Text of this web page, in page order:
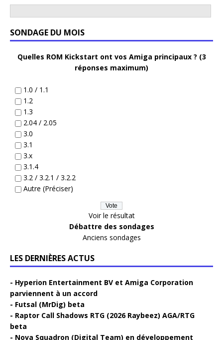
SONDAGE DU MOIS
Quelles ROM Kickstart ont vos Amiga principaux ? (3
réponses maximum)
1.0 / 1.1
1.2
1.3
2.04 / 2.05
3.0
3.1
3.x
3.1.4
3.2 / 3.2.1 / 3.2.2
Autre (Préciser)
Voir le résultat
Débattre des sondages
Anciens sondages
LES DERNIÈRES ACTUS
Hyperion Entertainment BV et Amiga Corporation
parviennent à un accord
Futsal (MrDig) beta
Raptor Call Shadows RTG (2026 Raybeez) AGA/RTG
beta
Nova Squadron (Digital Team) en développement